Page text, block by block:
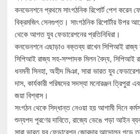
কনভেনশনে প্রথমে সাংগঠনিক রিপোর্ট পেশ করেন
বিক্রমজিৎ সেনগুপ্ত। সাংগঠনিক রিপোর্টার উপর
থেকে আগত যুব ফেডারেশনের প্রতিনিধিরা।
কনভেনশনে এছাড়াও বক্তব্য রাখেন সিপিআই রাজ্য
সিপিআই রাজ্য সহ-সম্পাদক মিলন বৈদ্য, সিপিআই
ধনমনী সিনহা, অহীদ মিঞা, সারা ভারত যুব
দাস, কার্যকারী পরিষদের সদস্যা মনোরঞ্জন ত্রিপুরা
জয়া বিশ্বাস।
সংগঠন থেকে সিদ্ধান্ত নেওয়া হয় আগামী দিনে
শুন্যপদ পূরণের দাবিতে, রাজ্যে ভেঙে পড়া আইন